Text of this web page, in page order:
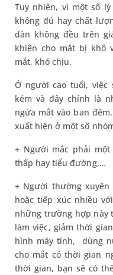
Tuy nhiên, vì một số
không đủ hay chất
dàn không đều trên
khiến cho mắt bị khô
mắt, khó chịu.
Ở người cao tuổi, việc
kém và đây chính là
ngứa mắt vào ban
xuất hiện ở một số
+ Người mắc phải
thấp hay tiểu đường,…
+ Người thường
hoặc tiếp xúc nhiều
những trường hợp này
làm việc, giảm thời
hình máy tính, dùng
cho mắt có thời gian
thời gian, bạn sẽ có